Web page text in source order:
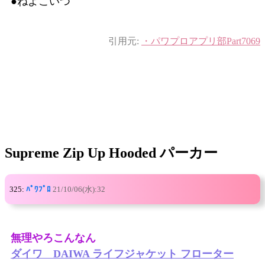
引用元: ・パワプロアプリ部Part7069
Supreme Zip Up Hooded パーカー
325: ﾊﾟﾜﾌﾟﾛ 21/10/06(水):32
無理やろこんなん
ダイワ DAIWA ライフジャケット フローター